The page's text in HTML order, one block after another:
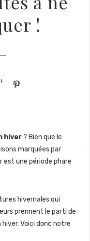
!

hiver? Bien que le
marquées par
est une période phare
hivernales qui
prennent le parti de
Voici donc notre